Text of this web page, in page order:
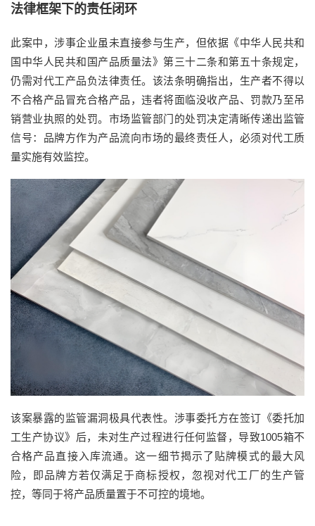
法律框架下的责任闭环
此案中，涉事企业虽未直接参与生产，但依据《中华人民共和
国中华人民共和国产品质量法》第三十二条和第五十条规定，
仍需对代工产品负法律责任。该法条明确指出，生产者不得以
不合格产品冒充合格产品，违者将面临没收产品、罚款乃至吊
销营业执照的处罚。市场监管部门的处罚决定清晰传递出监管
信号：品牌方作为产品流向市场的最终责任人，必须对代工质
量实施有效监控。
该案暴露的监管漏洞极具代表性。涉事委托方在签订《委托加
工生产协议》后，未对生产过程进行任何监督，导致1005箱不
合格产品直接入库流通。这一细节揭示了贴牌模式的最大风
险，即品牌方若仅满足于商标授权，忽视对代工厂的生产管
控，等同于将产品质量置于不可控的境地。